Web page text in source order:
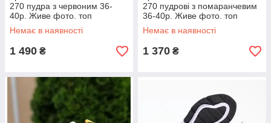
270 пудра з червоним 36-
40р. Живе фото. топ
Немає в наявності
1 490 ₴
270 пудрові з помаранчевим
36-40р. Живе фото. топ
Немає в наявності
1 370 ₴